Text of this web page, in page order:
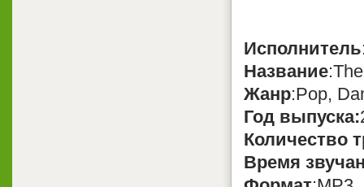
Исполнитель
Название
Жанр:Pop,
Год выпуска:
Количество
Время